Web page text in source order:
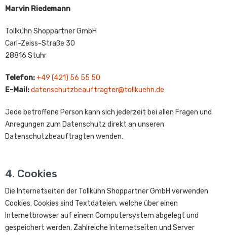
Marvin Riedemann
Tollkühn Shoppartner GmbH
Carl-Zeiss-Straße 30
28816 Stuhr
Telefon:+49 (421) 56 55 50
E-Mail:datenschutzbeauftragter@tollkuehn.de
Jede betroffene Person kann sich jederzeit bei allen Fragen und
Anregungen zum Datenschutz direkt an unseren
Datenschutzbeauftragten wenden.
4. Cookies
Die Internetseiten der Tollkühn Shoppartner GmbH verwenden
Cookies. Cookies sind Textdateien, welche über einen
Internetbrowser auf einem Computersystem abgelegt und
gespeichert werden. Zahlreiche Internetseiten und Server